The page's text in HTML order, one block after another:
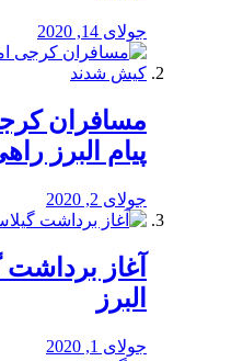
جولای 14, 2020
مسافران
پیام البرز
جولای 2, 2020
آغاز
البرز
جولای 1, 2020